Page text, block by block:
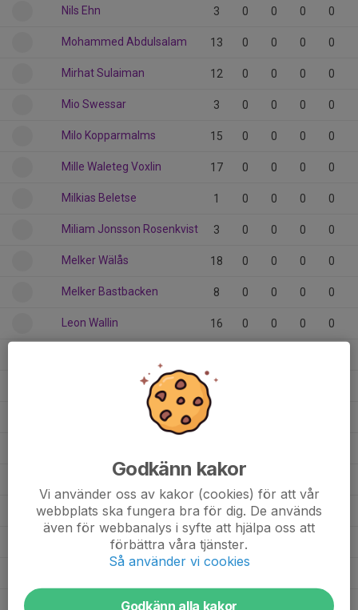
Nils Ehn 3 0 0 0 0
Mohammed Abdulsalam 13 0 0 0 0
Mirhat Sulaiman 12 0 0 0 0
Mio Swessar 3 0 0 0 0
Milo Kopparmalms 15 0 0 0 0
Mille Waleteg Voxlin 17 0 0 0 0
Milkias Beletse 1 0 0 0 0
Miliam Jonsson Rosenkvist 3 0 0 0 0
Melker Wälås 18 0 0 0 0
Melker Bastbacken 8 0 0 0 0
Leon Wallin 16 0 0 0 0
12
Joel Hammarström
Hugo Espes 5 0
Hugo Davidsson 11 0 0
Henry Hägglund 2 0
Fred Sigfridsson 6 0
Godkänn kakor
Vi använder oss av kakor (cookies) för att vår
webbplats ska fungera bra för dig. De används
även för webbanalys i syfte att hjälpa oss att
förbättra våra tjänster.
Så använder vi cookies
Godkänn alla kakor